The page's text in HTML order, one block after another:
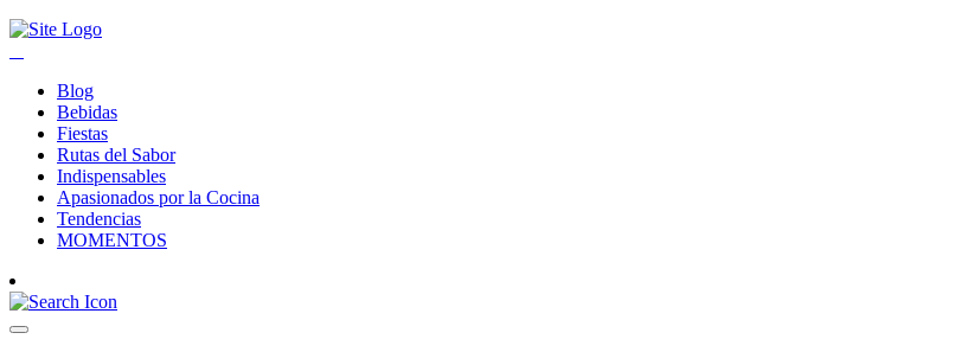
Blog
Bebidas
Fiestas
Rutas del Sabor
Indispensables
Apasionados por la Cocina
Tendencias
MOMENTOS